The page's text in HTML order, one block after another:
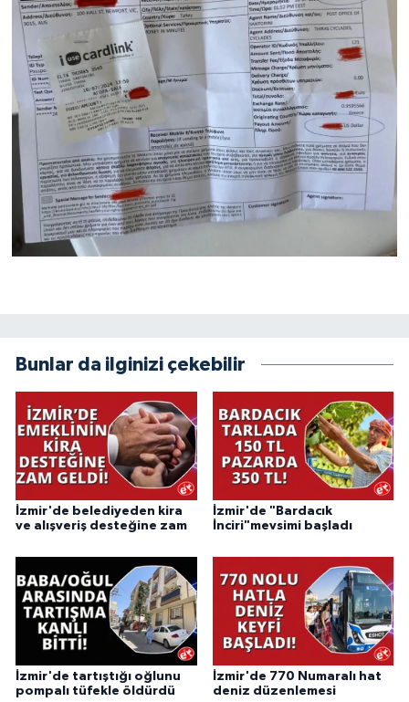
Bunlar da ilginizi çekebilir
İzmir'de belediyeden kira
ve alışveriş desteğine zam
İzmir'de "Bardacık
İnciri"mevsimi başladı
İzmir'de tartıştığı oğlunu
pompalı tüfekle öldürdü
İzmir'de 770 Numaralı hat
deniz düzenlemesi